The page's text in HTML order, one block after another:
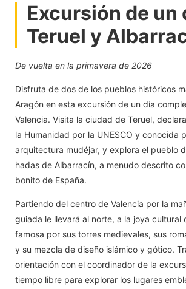
Excursión de un
Teruel y
De vuelta en la primavera de 2026
Disfruta de dos de los pueblos históricos
Aragón en esta excursión de un día
Valencia. Visita la ciudad de Teruel,
la Humanidad por la UNESCO y conocida
arquitectura mudéjar, y explora el pueblo
hadas de Albarracín, a menudo descrito
bonito de España.
Partiendo del centro de Valencia por la
guiada le llevará al norte, a la joya cultural
famosa por sus torres medievales, sus
y su mezcla de diseño islámico y gótico.
orientación con el coordinador de la
tiempo libre para explorar los lugares